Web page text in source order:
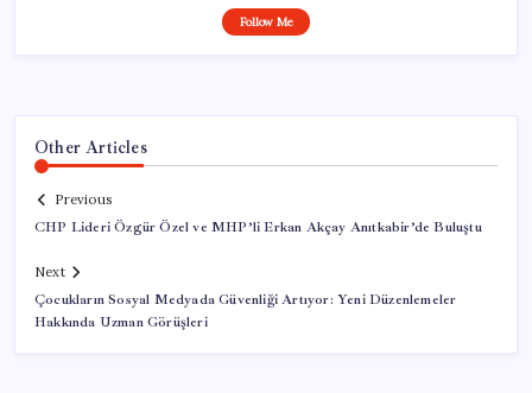
Follow Me
Other Articles
Previous
CHP Lideri Özgür Özel ve MHP’li Erkan Akçay Anıtkabir’de Buluştu
Next
Çocukların Sosyal Medyada Güvenliği Artıyor: Yeni Düzenlemeler
Hakkında Uzman Görüşleri